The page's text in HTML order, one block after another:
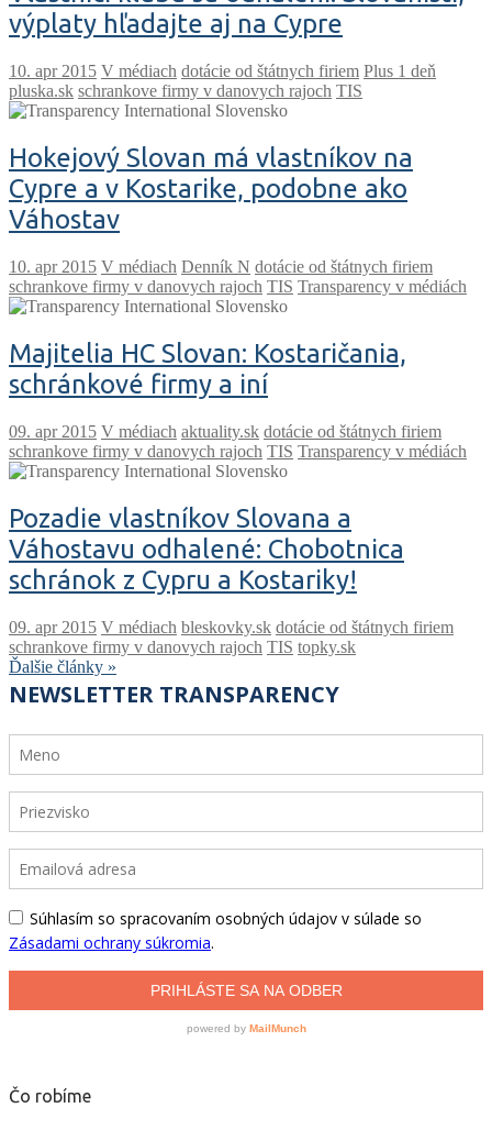
výplaty hľadajte aj na Cypre
V médiach dotácie od štátnych firiem Plus 1 deň
pluska.sk schrankove firmy v danovych rajoch TIS
Hokejový Slovan má vlastníkov na
Cypre a v Kostarike, podobne ako
Váhostav
V médiach Denník N dotácie od štátnych firiem
schrankove firmy v danovych rajoch TIS Transparency v médiách
Majitelia HC Slovan: Kostaričania,
schránkové firmy a iní
V médiach aktuality.sk dotácie od štátnych firiem
schrankove firmy v danovych rajoch TIS Transparency v médiách
Pozadie vlastníkov Slovana a
Váhostavu odhalené: Chobotnica
schránok z Cypru a Kostariky!
V médiach bleskovky.sk dotácie od štátnych firiem
schrankove firmy v danovych rajoch TIS topky.sk
Ďalšie články »
Čo robíme